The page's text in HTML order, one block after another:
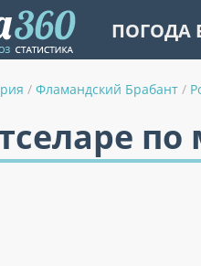
ПОГОДА
/ Фламандский Брабант /